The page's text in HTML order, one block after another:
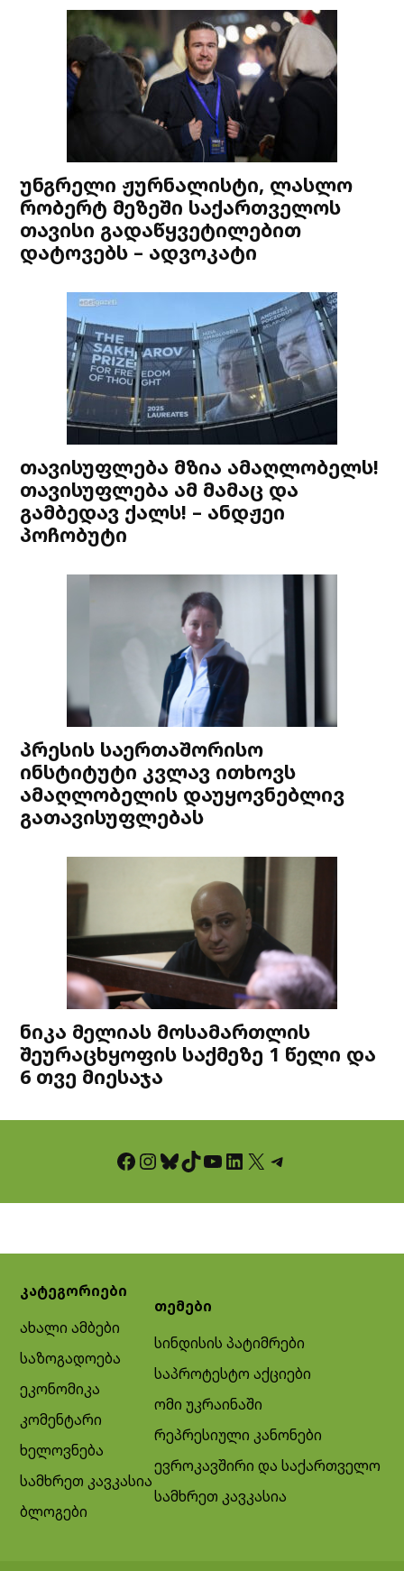
უნგრელი ჟურნალისტი, ლასლო
რობერტ მეზეში საქართველოს
თავისი გადაწყვეტილებით
დატოვებს – ადვოკატი
თავისუფლება მზია ამაღლობელს!
თავისუფლება ამ მამაც და
გამბედავ ქალს! – ანდჟეი
პოჩობუტი
პრესის საერთაშორისო
ინსტიტუტი კვლავ ითხოვს
ამაღლობელის დაუყოვნებლივ
გათავისუფლებას
ნიკა მელიას მოსამართლის
შეურაცხყოფის საქმეზე 1 წელი და
6 თვე მიესაჯა
Facebook InstagramBluesky TikTok YouTube LinkedIn X Telegram
კატეგორიები
ახალი ამბები
საზოგადოება
ეკონომიკა
კომენტარი
ხელოვნება
სამხრეთ კავკასია
ბლოგები
თემები
სინდისის პატიმრები
საპროტესტო აქციები
ომი უკრაინაში
რეპრესიული კანონები
ევროკავშირი და საქართველო
სამხრეთ კავკასია